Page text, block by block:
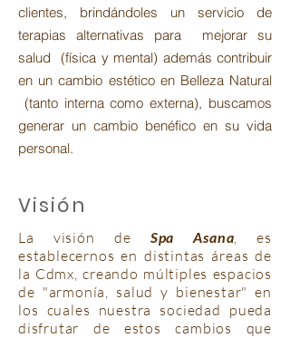
clientes, brindándoles un servicio de
terapias alternativas para mejorar su
salud (física y mental) además contribuir
en un cambio estético en Belleza Natural
(tanto interna como externa), buscamos
generar un cambio benéfico en su vida
personal.
Visión
La visión de Spa Asana, es
establecernos en distintas áreas de
la Cdmx, creando múltiples espacios
de "armonía, salud y bienestar" en
los cuales nuestra sociedad pueda
disfrutar de estos cambios que